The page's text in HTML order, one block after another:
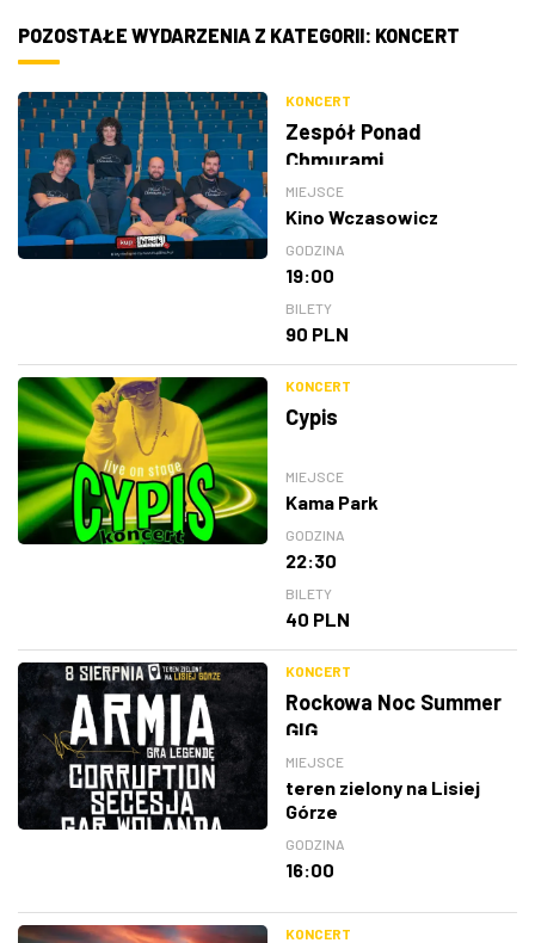
POZOSTAŁE WYDARZENIA Z KATEGORII: KONCERT
KONCERT
Zespół Ponad
Chmurami
MIEJSCE
Kino Wczasowicz
GODZINA
19:00
BILETY
90 PLN
KONCERT
Cypis
MIEJSCE
Kama Park
GODZINA
22:30
BILETY
40 PLN
KONCERT
Rockowa Noc Summer
GIG
MIEJSCE
teren zielony na Lisiej
Górze
GODZINA
16:00
KONCERT